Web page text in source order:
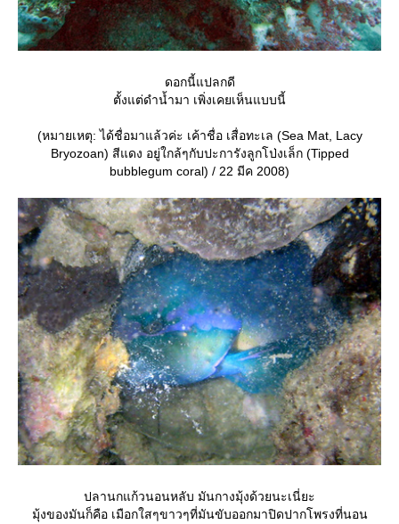
ดอกนี้แปลกดี
ตั้งแต่ดำน้ำมา เพิ่งเคยเห็นแบบนี้
(หมายเหตุ: ได้ชื่อมาแล้วค่ะ เค้าชื่อ เสื่อทะเล (Sea Mat, Lacy
Bryozoan) สีแดง อยู่ใกล้ๆกับปะการังลูกโป่งเล็ก (Tipped
bubblegum coral) / 22 มีค 2008)
ปลานกแก้วนอนหลับ มันกางมุ้งด้วยนะเนี่ยะ
มุ้งของมันก็คือ เมือกใสๆขาวๆที่มันขับออกมาปิดปากโพรงที่นอน